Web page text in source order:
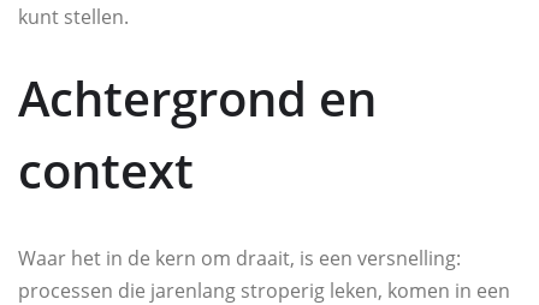
kunt stellen.
Achtergrond en
context
Waar het in de kern om draait, is een versnelling:
processen die jarenlang stroperig leken, komen in een